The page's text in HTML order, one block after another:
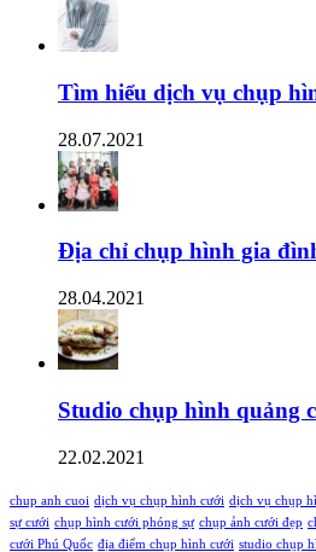
Tìm hiểu dịch vụ chụp
28.07.2021
Địa chỉ chụp hình gia
28.04.2021
Studio chụp hình quảng
22.02.2021
chup anh cuoi dịch vụ chụp hình cưới dịch vụ chụp
sự cưới chụp hình cưới phóng sự chụp ảnh cưới đẹp
cưới Phú Quốc địa điểm chụp hình cưới studio chụp